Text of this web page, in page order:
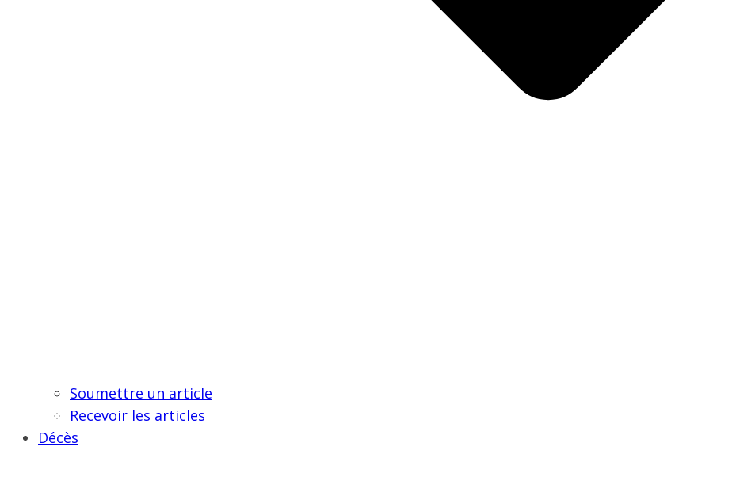
Soumettre un article
Recevoir les articles
Décès